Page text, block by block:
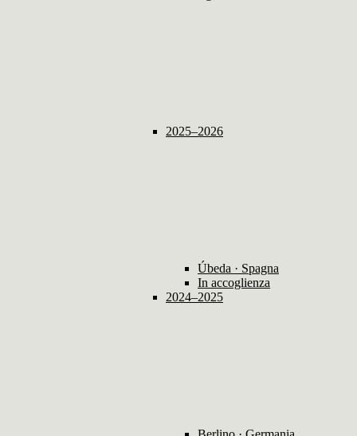
2025–2026
Úbeda · Spagna
In accoglienza
2024–2025